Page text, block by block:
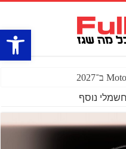
פתח
נוסף